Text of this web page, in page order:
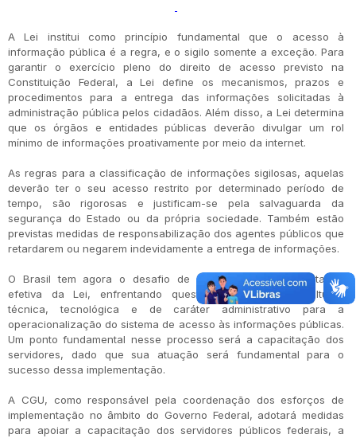
A Lei institui como princípio fundamental que o acesso à
informação pública é a regra, e o sigilo somente a exceção. Para
garantir o exercício pleno do direito de acesso previsto na
Constituição Federal, a Lei define os mecanismos, prazos e
procedimentos para a entrega das informações solicitadas à
administração pública pelos cidadãos. Além disso, a Lei determina
que os órgãos e entidades públicas deverão divulgar um rol
mínimo de informações proativamente por meio da internet.
As regras para a classificação de informações sigilosas, aquelas
deverão ter o seu acesso restrito por determinado período de
tempo, são rigorosas e justificam-se pela salvaguarda da
segurança do Estado ou da própria sociedade. Também estão
previstas medidas de responsabilização dos agentes públicos que
retardarem ou negarem indevidamente a entrega de informações.
O Brasil tem agora o desafio de assegurar a implementação
efetiva da Lei, enfrentando questões de natureza cultural,
técnica, tecnológica e de caráter administrativo para a
operacionalização do sistema de acesso às informações públicas.
Um ponto fundamental nesse processo será a capacitação dos
servidores, dado que sua atuação será fundamental para o
sucesso dessa implementação.
A CGU, como responsável pela coordenação dos esforços de
implementação no âmbito do Governo Federal, adotará medidas
para apoiar a capacitação dos servidores públicos federais, a